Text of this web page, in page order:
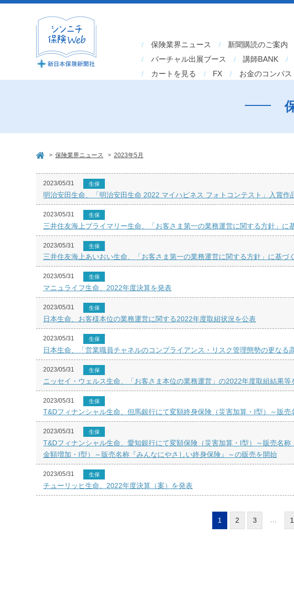
保険業界ニュース 新聞購読のご案内
バーチャル出展ブース
講師BANK
カートを見る
FX お金のコンパス
> 保険業界ニュース > 2023年5月
2023/05/31 生保
明治安田生命、「明治安田生命 2022 マイハピネス フォトコンテスト」入賞作
2023/05/31 生保
三井住友海上プライマリー生命、「お客さま第一の業務運営に関する方針」に
2023/05/31 生保
三井住友海上あいおい生命、「お客さま第一の業務運営に関する方針」に基づ
2023/05/31 生保
マニュライフ生命、2022年度決算を発表
2023/05/31 生保
日本生命、お客様本位の業務運営に関する2022年度取組状況を公表
2023/05/31 生保
日本生命、「営業職員チャネルのコンプライアンス・リスク管理態勢の更な
2023/05/31 生保
ニッセイ・ウェルス生命、「お客さま本位の業務運営」の2022年度取組結果等
2023/05/31 生保
T&Dフィナンシャル生命、但馬銀行にて変額終身保険（災害加算・I型）～販
2023/05/31 生保
T&Dフィナンシャル生命、愛知銀行にて変額保険（災害加算・I型）～販売名
金額増加・I型）～販売名称『みんなにやさしい終身保険』～の販売を開始
2023/05/31 生保
チューリッヒ生命、2022年度決算（案）を発表
1 2 3 …